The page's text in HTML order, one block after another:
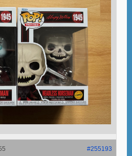
#255193